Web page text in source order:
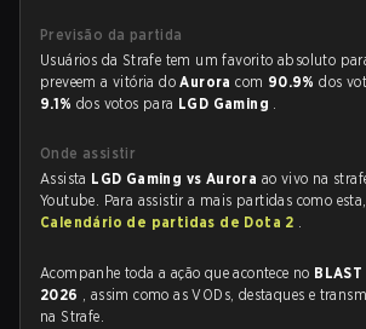
Previsão da partida
Usuários da Strafe tem um favorito absoluto
preveem a vitória doAuroracom 90.9%dos
9.1% dos votos para LGD Gaming .
Onde assistir
Assista LGD Gaming vs Aurora ao vivo na
Youtube. Para assistir a mais partidas como
Calendário de partidas de Dota 2 .
Acompanhe toda a ação que acontece no
2026 , assim como as VODs, destaques e
na Strafe.